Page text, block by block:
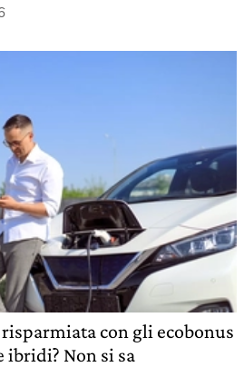
risparmiata con gli ecobonus
Non si sa